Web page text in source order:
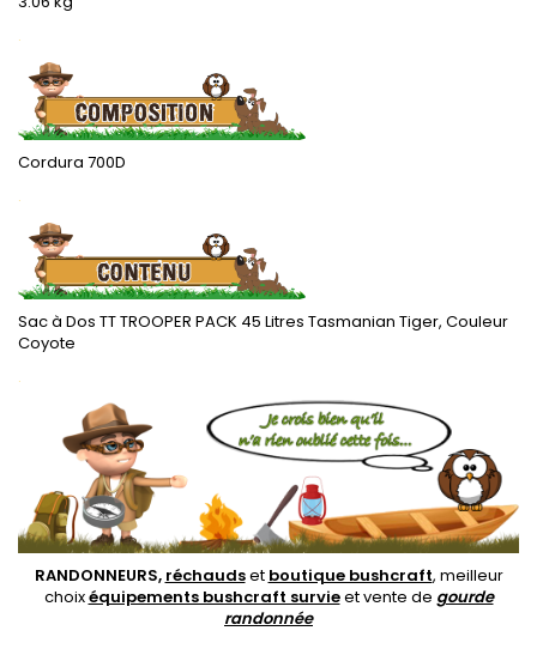
.
Cordura 700D
.
Sac à Dos TT TROOPER PACK 45 Litres Tasmanian Tiger, Couleur
Coyote
.
RANDONNEURS, réchaudset boutique bushcraft, meilleur
choixéquipements bushcraft survieet vente de gourde
randonnée